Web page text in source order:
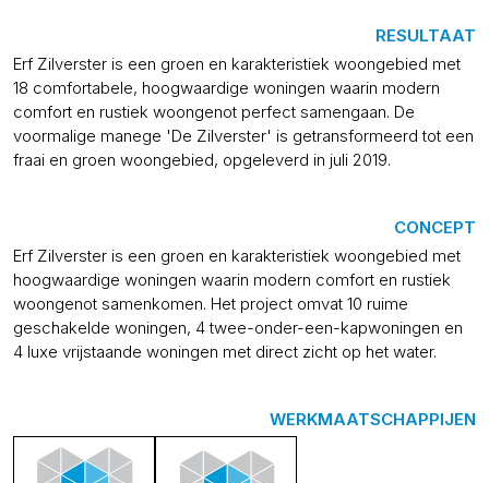
RESULTAAT
Erf Zilverster is een groen en karakteristiek woongebied met
18 comfortabele, hoogwaardige woningen waarin modern
comfort en rustiek woongenot perfect samengaan. De
voormalige manege 'De Zilverster' is getransformeerd tot een
fraai en groen woongebied, opgeleverd in juli 2019.
CONCEPT
Erf Zilverster is een groen en karakteristiek woongebied met
hoogwaardige woningen waarin modern comfort en rustiek
woongenot samenkomen. Het project omvat 10 ruime
geschakelde woningen, 4 twee-onder-een-kapwoningen en
4 luxe vrijstaande woningen met direct zicht op het water.
WERKMAATSCHAPPIJEN